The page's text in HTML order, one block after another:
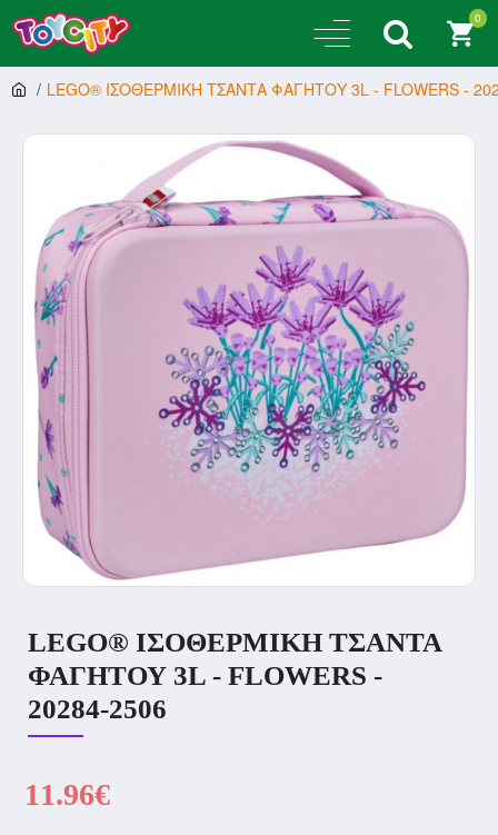
0
LEGO® ΙΣΟΘΕΡΜΙΚΗ ΤΣΑΝΤΑ ΦΑΓΗΤΟΥ 3L - FLOWERS -
LEGO® ΙΣΟΘΕΡΜΙΚΗ ΤΣΑΝΤΑ
ΦΑΓΗΤΟΥ 3L - FLOWERS -
20284-2506
11.96€